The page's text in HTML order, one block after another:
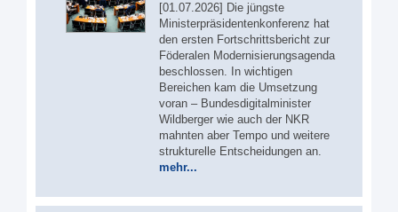
[01.07.2026] Die jüngste
Ministerpräsidentenkonferenz hat
den ersten Fortschrittsbericht zur
Föderalen Modernisierungsagenda
beschlossen. In wichtigen
Bereichen kam die Umsetzung
voran – Bundesdigitalminister
Wildberger wie auch der NKR
mahnten aber Tempo und weitere
strukturelle Entscheidungen an.
mehr...